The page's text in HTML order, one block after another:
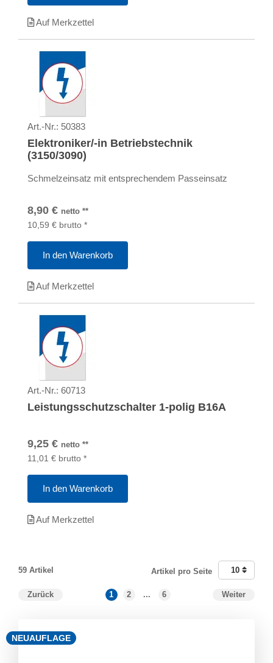
Auf Merkzettel
Art.-Nr.: 50383
Elektroniker/-in Betriebstechnik
(3150/3090)
Schmelzeinsatz mit entsprechendem Passeinsatz
8,90 € netto **
10,59 € brutto *
In den Warenkorb
Auf Merkzettel
Art.-Nr.: 60713
Leistungsschutzschalter 1-polig B16A
9,25 € netto **
11,01 € brutto *
In den Warenkorb
Auf Merkzettel
59 Artikel
Zurück 1 2 ... 6 Weiter
Artikel pro Seite 10
NEUAUFLAGE